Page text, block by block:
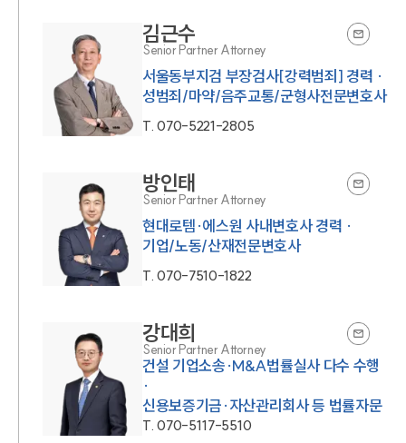
김근수
Senior Partner Attorney
서울동부지검 부장검사[강력범죄] 경력 ·
성범죄/마약/음주교통/군형사전문변호사
T.070-5221-2805
방인태
Senior Partner Attorney
현대로템·에스원 사내변호사 경력 ·
기업/노동/산재전문변호사
T.070-7510-1822
강대희
Senior Partner Attorney
건설 기업소송·M&A법률실사 다수 수행
·
신용보증기금·자산관리회사 등 법률자문
T.070-5117-5510